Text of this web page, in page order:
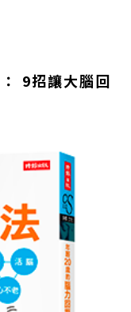
9招讓大腦回